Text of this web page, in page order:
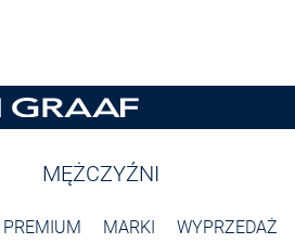
MĘŻCZYŹNI
PREMIUM MARKI WYPRZEDAŻ